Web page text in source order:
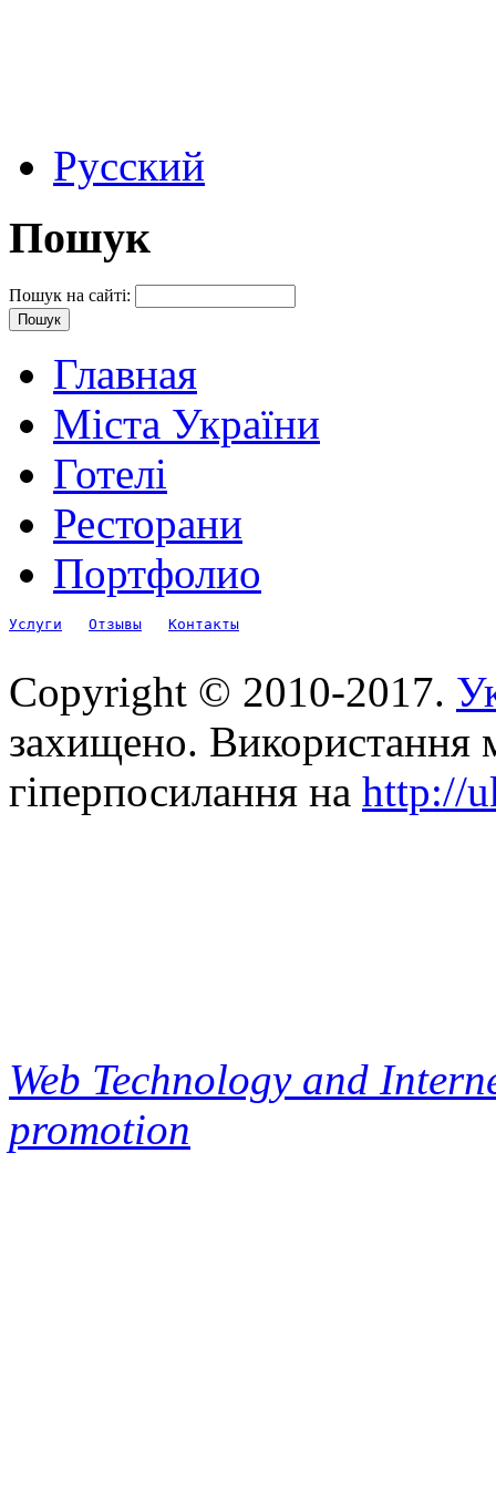
Русский
Пошук
Пошук на сайті:
Главная
Міста України
Готелі
Ресторани
Портфолио
Услуги Отзывы Контакты
Copyright © 2010-2017.
захищено. Використання
гіперпосилання на http://
Web Technology and
promotion